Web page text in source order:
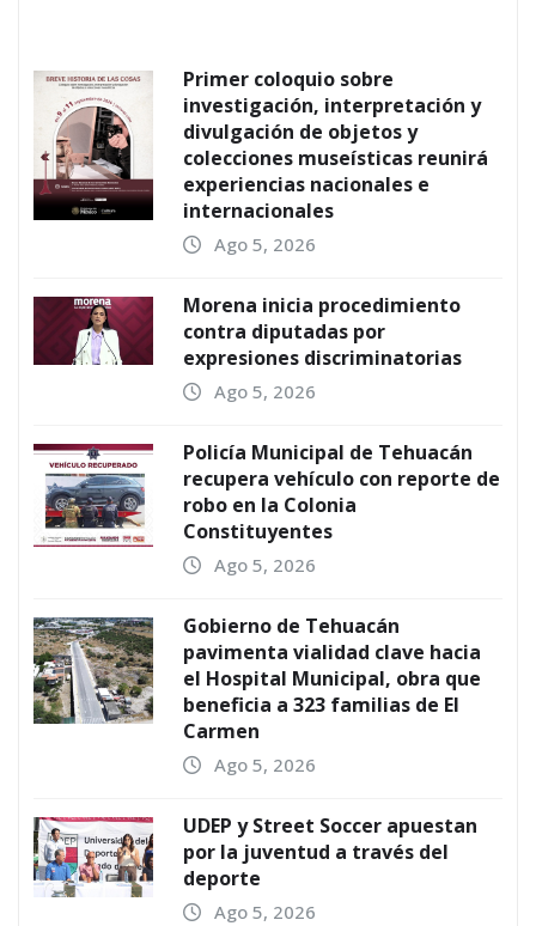
Primer coloquio sobre
investigación, interpretación y
divulgación de objetos y
colecciones museísticas reunirá
experiencias nacionales e
internacionales
Ago 5, 2026
Morena inicia procedimiento
contra diputadas por
expresiones discriminatorias
Ago 5, 2026
Policía Municipal de Tehuacán
recupera vehículo con reporte de
robo en la Colonia
Constituyentes
Ago 5, 2026
Gobierno de Tehuacán
pavimenta vialidad clave hacia
el Hospital Municipal, obra que
beneficia a 323 familias de El
Carmen
Ago 5, 2026
UDEP y Street Soccer apuestan
por la juventud a través del
deporte
Ago 5, 2026